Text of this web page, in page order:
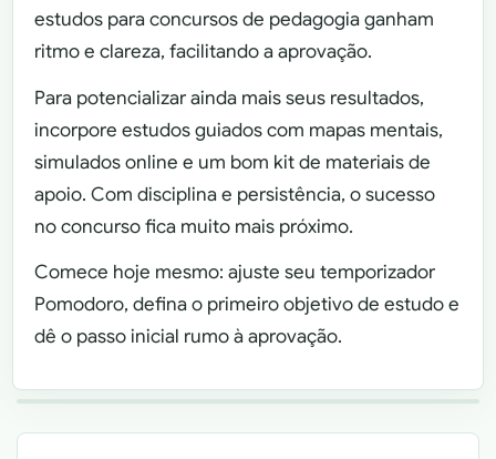
estudos para concursos de pedagogia ganham
ritmo e clareza, facilitando a aprovação.
Para potencializar ainda mais seus resultados,
incorpore estudos guiados com mapas mentais,
simulados online e um bom kit de materiais de
apoio. Com disciplina e persistência, o sucesso
no concurso fica muito mais próximo.
Comece hoje mesmo: ajuste seu temporizador
Pomodoro, defina o primeiro objetivo de estudo e
dê o passo inicial rumo à aprovação.